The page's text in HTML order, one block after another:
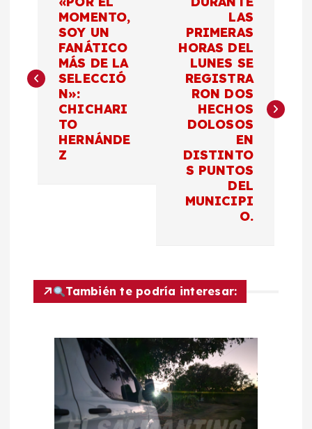
e
n
MOMENTO,
SOY UN
FANÁTICO
MÁS DE LA
SELECCIÓ
N»:
CHICHARI
TO
HERNÁNDE
Z
LAS
PRIMERAS
HORAS DEL
LUNES SE
REGISTRA
RON DOS
HECHOS
DOLOSOS
EN
DISTINTO
S PUNTOS
DEL
MUNICIPI
O.
También te podría interesar: